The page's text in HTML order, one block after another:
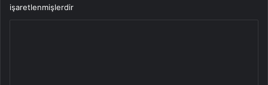
işaretlenmişlerdir